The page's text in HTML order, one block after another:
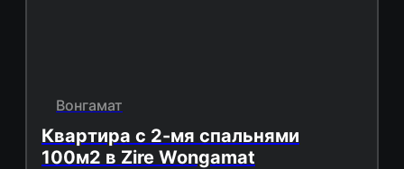
Вонгамат
Квартира с 2-мя спальнями
100м2 в Zire Wongamat